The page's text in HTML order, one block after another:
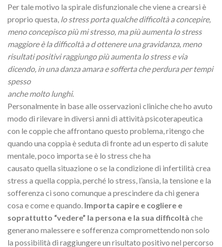
Per tale motivo la spirale disfunzionale che viene a crearsi è
proprio questa, lo stress porta qualche difficoltà a concepire,
meno concepisco più mi stresso, ma più aumenta lo stress
maggiore è la difficoltà a d ottenere una gravidanza, meno
risultati positivi raggiungo più aumenta lo stress e via
dicendo, in una danza amara e sofferta che perdura per tempi
spesso
anche molto lunghi.
Personalmente in base alle osservazioni cliniche che ho avuto
modo di rilevare in diversi anni di attività psicoterapeutica
con le coppie che affrontano questo problema, ritengo che
quando una coppia è seduta di fronte ad un esperto di salute
mentale, poco importa se è lo stress che ha
causato quella situazione o se la condizione di infertilità crea
stress a quella coppia, perché lo stress, l’ansia, la tensione e la
sofferenza ci sono comunque a prescindere da chi genera
cosa e come e quando. Importa capire e cogliere e
soprattutto “vedere” la persona e la sua difficoltà che
generano malessere e sofferenza compromettendo non solo
la possibilità di raggiungere un risultato positivo nel percorso